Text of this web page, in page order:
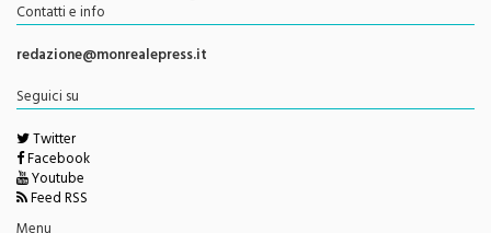
redazione@monrealepress.it
Twitter
Facebook
Youtube
Feed RSS
Menu